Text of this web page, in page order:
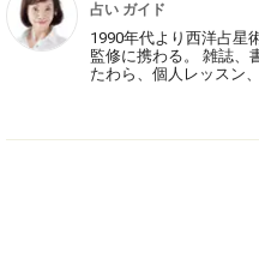
占い ガイド
1990年代より西洋占星
監修に携わる。 雑誌、
たわら、個人レッスン